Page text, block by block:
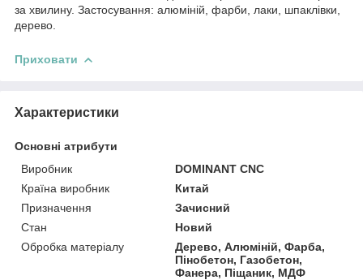
за хвилину. Застосування: алюміній, фарби, лаки, шпаклівки,
дерево.
Приховати
Характеристики
Основні атрибути
Виробник
DOMINANT CNC
Країна виробник
Китай
Призначення
Зачисний
Стан
Новий
Обробка матеріалу
Дерево, Алюміній, Фарба,
Пінобетон, Газобетон,
Фанера, Піщаник, МДФ